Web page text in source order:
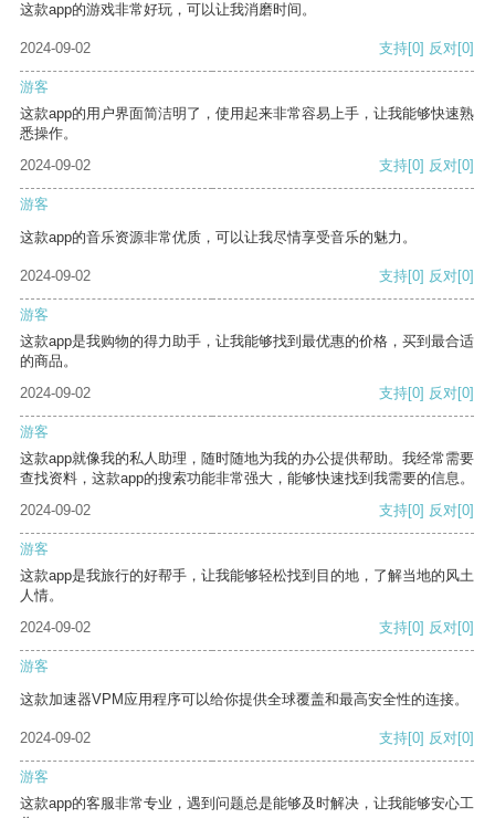
这款app的游戏非常好玩，可以让我消磨时间。
2024-09-02 支持[0] 反对[0]
游客
这款app的用户界面简洁明了，使用起来非常容易上手，让我能够快速熟
悉操作。
2024-09-02
支持[0] 反对[0]
游客
这款app的音乐资源非常优质，可以让我尽情享受音乐的魅力。
2024-09-02 支持[0] 反对[0]
游客
这款app是我购物的得力助手，让我能够找到最优惠的价格，买到最合适
的商品。
2024-09-02
支持[0] 反对[0]
游客
这款app就像我的私人助理，随时随地为我的办公提供帮助。我经常需要
查找资料，这款app的搜索功能非常强大，能够快速找到我需要的信息。
2024-09-02
支持[0] 反对[0]
游客
这款app是我旅行的好帮手，让我能够轻松找到目的地，了解当地的风土
人情。
2024-09-02
支持[0] 反对[0]
游客
这款加速器VPM应用程序可以给你提供全球覆盖和最高安全性的连接。
2024-09-02 支持[0] 反对[0]
游客
这款app的客服非常专业，遇到问题总是能够及时解决，让我能够安心工